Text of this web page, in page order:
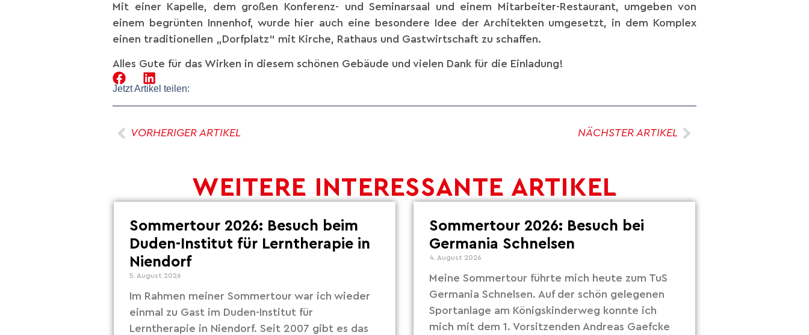
Mit einer Kapelle, dem großen Konferenz- und Seminarsaal und einem Mitarbeiter-Restaurant, umgeben von
einem begrünten Innenhof, wurde hier auch eine besondere Idee der Architekten umgesetzt, in dem Komplex
einen traditionellen „Dorfplatz“ mit Kirche, Rathaus und Gastwirtschaft zu schaffen.
Alles Gute für das Wirken in diesem schönen Gebäude und vielen Dank für die Einladung!
Jetzt Artikel teilen:
VORHERIGER ARTIKEL NÄCHSTER ARTIKEL
WEITERE INTERESSANTE ARTIKEL
Sommertour 2026: Besuch beim
Duden-Institut für Lerntherapie in
Niendorf
5. August 2026
Im Rahmen meiner Sommertour war ich wieder
einmal zu Gast im Duden-Institut für
Lerntherapie in Niendorf. Seit 2007 gibt es das
Sommertour 2026: Besuch bei
Germania Schnelsen
4. August 2026
Meine Sommertour führte mich heute zum TuS
Germania Schnelsen. Auf der schön gelegenen
Sportanlage am Königskinderweg konnte ich
mich mit dem 1. Vorsitzenden Andreas Gaefcke